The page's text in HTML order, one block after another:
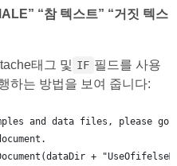
“참 텍스트” “거짓 텍스
태그 및 IF 필드를 사용
하는 방법을 보여 줍니다:
and data files, please go
+